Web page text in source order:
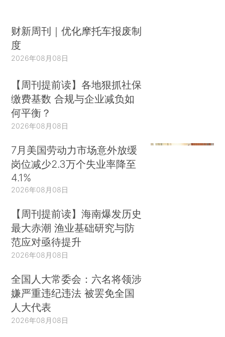
财新周刊｜优化摩托车报废制
度
2026年08月08日
【周刊提前读】各地狠抓社保
缴费基数 合规与企业减负如
何平衡？
2026年08月08日
7月美国劳动力市场意外放缓
岗位减少2.3万个失业率降至
4.1%
2026年08月08日
【周刊提前读】海南爆发历史
最大赤潮 渔业基础研究与防
范应对亟待提升
2026年08月08日
全国人大常委会：六名将领涉
嫌严重违纪违法 被罢免全国
人大代表
2026年08月08日